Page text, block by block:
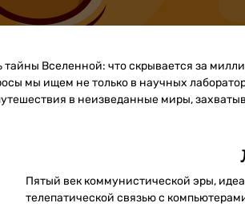
тайны Вселенной: что скрывается за
мы ищем не только в научных
в неизведанные миры,
Пятый век коммунистической эры,
телепатической связью с